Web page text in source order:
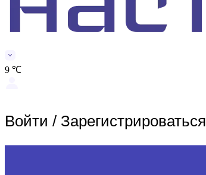
9 ℃
Войти / Зарегистрироваться